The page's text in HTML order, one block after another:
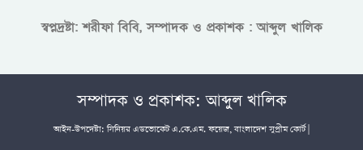
স্বপ্নদ্রষ্টা: শরীফা বিবি, সম্পাদক ও প্রকাশক : আব্দুল খালিক
সম্পাদক ও প্রকাশক: আব্দুল খালিক
আইন-উপদেষ্টা: সিনিয়র এডভোকেট এ.কে.এম. ফয়েজ, বাংলাদেশ সুপ্রীম কোর্ট |